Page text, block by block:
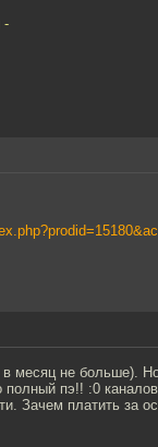
-
месяц не больше).
пэ!! :0
Зачем платить за